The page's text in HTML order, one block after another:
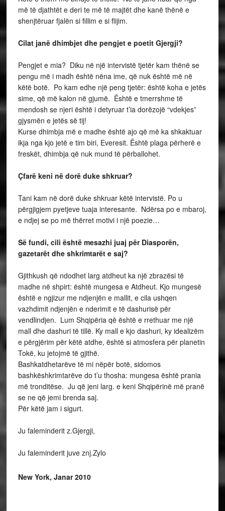
më të djathtët e deri te më të majtët dhe kanë thënë e
shenjtëruar fjalën si fillim e si flijim.
Cilat janë dhimbjet dhe pengjet e poetit Gjergji?
Pengjet e mia? Diku në një intervistë tjetër kam thënë se
pengu më i madh është nëna ime, që nuk është më në
këtë botë. Po kam edhe një peng tjetër: është koha e jetës
sime, që më kalon në gjumë. Është e tmerrshme të
mendosh se njeri është i detyruar t’ia dorëzojë “vdekjes”
gjysmën e jetës së tij!
Kurse dhimbja më e madhe është ajo që më ka shkaktuar
ikja nga kjo jetë e tim biri, Everesit. Është plaga përherë e
freskët, dhimbja që nuk mund të përballohet.
Çfarë keni në dorë duke shkruar?
Tani kam në dorë duke shkruar këtë intervistë. Po u
përgjigjem pyetjeve tuaja interesante. Ndërsa po e mbaroj,
e ndjej se po më thërret motivi i një poezie…
Së fundi, cili është mesazhi juaj për Diasporën,
gazetarët dhe shkrimtarët e saj?
Gjithkush që ndodhet larg atdheut ka një zbrazësi të
madhe në shpirt: është mungesa e Atdheut. Kjo mungesë
është e ngjizur me ndjenjën e mallit, e cila ushqen
vazhdimit ndjenjën e nderimit e të dashurisë për
vendlindjen. Lum Shqipëria që është e rrethuar me një
mall dhe dashuri të tillë. Ky mall e kjo dashuri, ky idealizëm
e përgjërim për këtë atdhe, është si atmosfera për planetin
Tokë, ku jetojmë të gjithë.
Bashkatdhetarëve të mi nëpër botë, sidomos
bashkëshkrimtarëve do t’u thosha: mungesa është prania
më tronditëse. Ju që jeni larg. e keni Shqipërinë më pranë
se ne që jemi brenda saj.
Për këtë jam i sigurt.
Ju faleminderit z.Gjergji,
Ju faleminderit juve znj.Zylo
New York, Janar 2010